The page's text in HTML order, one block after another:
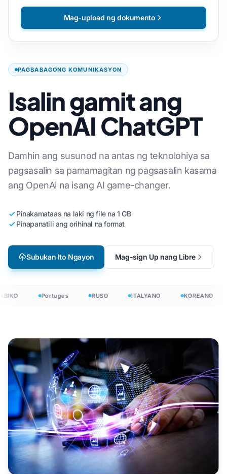
PAGBABAGONG KOMUNIKASYON
Isalin gamit ang
OpenAI ChatGPT
Damhin ang susunod na antas ng teknolohiya sa
pagsasalin sa pamamagitan ng pagsasalin kasama
ang OpenAi na isang AI game-changer.
Pinakamataas na laki ng file na 1 GB
Pinapanatili ang orihinal na format
Subukan Ito Ngayon Mag-sign Up nang Libre
Mag-upload ng dokumento
Portuges RUSO ITALYANO KOREANO